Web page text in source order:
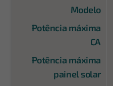
Modelo
Potência máxima
CA
Potência máxima
painel solar